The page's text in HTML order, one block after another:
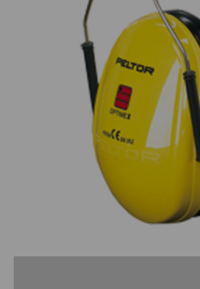
COMPLEMENTI D'ARREDO
MACCHINE PER LA PULIZIA
Macchine, accessori e ricambi
IMPIANTI DI ASPIRAZIONE
ATTREZZATURE PER LE PULIZIE
MATERIALE RILEVABILE
Al metal detector e ai raggi X
ATTREZZI PER LE PULIZIE